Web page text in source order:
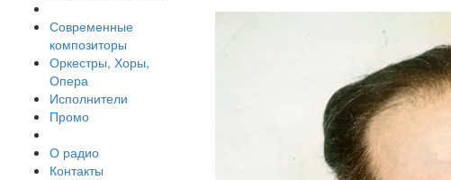
Современные
композиторы
Оркестры, Хоры,
Опера
Исполнители
Промо
О радио
Контакты